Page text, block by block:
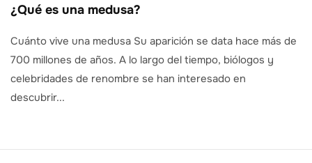
¿Qué es una medusa?
Cuánto vive una medusa Su aparición se data hace más de
700 millones de años. A lo largo del tiempo, biólogos y
celebridades de renombre se han interesado en
descubrir...